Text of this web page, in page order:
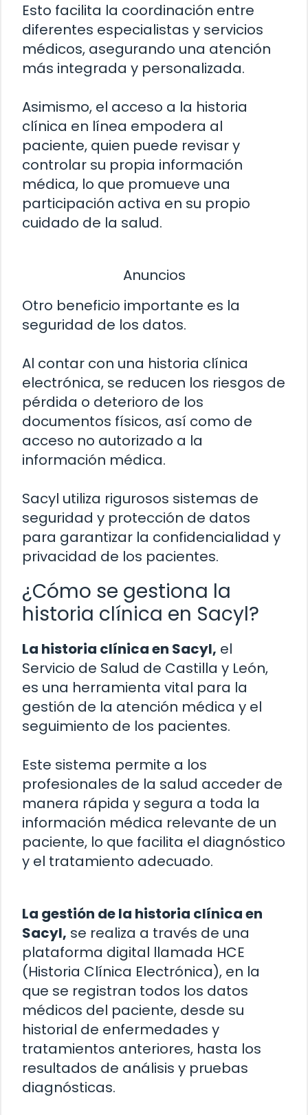
Esto facilita la coordinación entre
diferentes especialistas y servicios
médicos, asegurando una atención
más integrada y personalizada.
Asimismo, el acceso a la historia
clínica en línea empodera al
paciente, quien puede revisar y
controlar su propia información
médica, lo que promueve una
participación activa en su propio
cuidado de la salud.
Anuncios
Otro beneficio importante es la
seguridad de los datos.
Al contar con una historia clínica
electrónica, se reducen los riesgos de
pérdida o deterioro de los
documentos físicos, así como de
acceso no autorizado a la
información médica.
Sacyl utiliza rigurosos sistemas de
seguridad y protección de datos
para garantizar la confidencialidad y
privacidad de los pacientes.
¿Cómo se gestiona la
historia clínica en Sacyl?
La historia clínica en Sacyl, el
Servicio de Salud de Castilla y León,
es una herramienta vital para la
gestión de la atención médica y el
seguimiento de los pacientes.
Este sistema permite a los
profesionales de la salud acceder de
manera rápida y segura a toda la
información médica relevante de un
paciente, lo que facilita el diagnóstico
y el tratamiento adecuado.
La gestión de la historia clínica en
Sacyl, se realiza a través de una
plataforma digital llamada HCE
(Historia Clínica Electrónica), en la
que se registran todos los datos
médicos del paciente, desde su
historial de enfermedades y
tratamientos anteriores, hasta los
resultados de análisis y pruebas
diagnósticas.